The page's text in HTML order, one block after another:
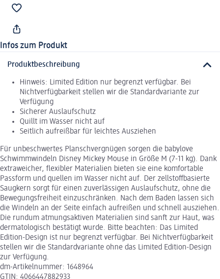
Infos zum Produkt
Produktbeschreibung
Hinweis: Limited Edition nur begrenzt verfügbar. Bei
Nichtverfügbarkeit stellen wir die Standardvariante zur
Verfügung
Sicherer Auslaufschutz
Quillt im Wasser nicht auf
Seitlich aufreißbar für leichtes Ausziehen
Für unbeschwertes Planschvergnügen sorgen die babylove
Schwimmwindeln Disney Mickey Mouse in Größe M (7-11 kg). Dank
extraweicher, flexibler Materialien bieten sie eine komfortable
Passform und quellen im Wasser nicht auf. Der zellstoffbasierte
Saugkern sorgt für einen zuverlässigen Auslaufschutz, ohne die
Bewegungsfreiheit einzuschränken. Nach dem Baden lassen sich
die Windeln an der Seite einfach aufreißen und schnell ausziehen.
Die rundum atmungsaktiven Materialien sind sanft zur Haut, was
dermatologisch bestätigt wurde. Bitte beachten: Das Limited
Edition-Design ist nur begrenzt verfügbar. Bei Nichtverfügbarkeit
stellen wir die Standardvariante ohne das Limited Edition-Design
zur Verfügung.
dm-Artikelnummer: 1648964
GTIN: 4066447882933